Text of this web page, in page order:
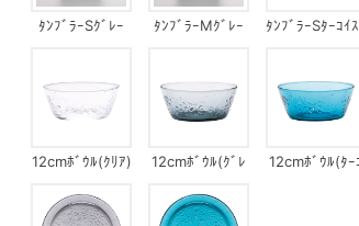
ﾀﾝﾌﾞﾗｰSｸﾞﾚｰ ﾀﾝﾌﾞﾗｰMｸﾞﾚｰ ﾀﾝﾌﾞﾗｰSﾀｰｺｲｽ
12cmﾎﾞｳﾙ(ｸﾘｱ)
12cmﾎﾞｳﾙ(ｸﾞﾚ
12cmﾎﾞｳﾙ(ﾀｰ